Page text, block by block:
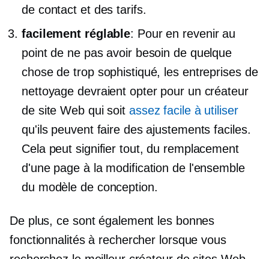
de contact et des tarifs.
facilement réglable: Pour en revenir au
point de ne pas avoir besoin de quelque
chose de trop sophistiqué, les entreprises de
nettoyage devraient opter pour un créateur
de site Web qui soit assez facile à utiliser
qu'ils peuvent faire des ajustements faciles.
Cela peut signifier tout, du remplacement
d'une page à la modification de l'ensemble
du modèle de conception.
De plus, ce sont également les bonnes
fonctionnalités à rechercher lorsque vous